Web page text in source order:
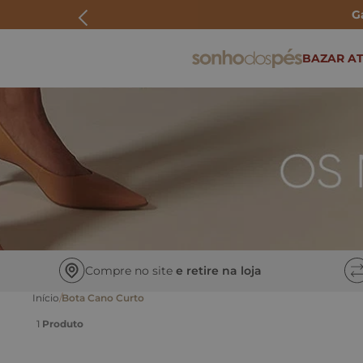
BAZAR
Compre no site e retire na loja
Bota Cano Curto
1 Produto
papete
tenis
bolsa